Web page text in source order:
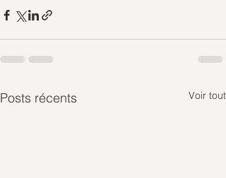
Posts récents Voir tout